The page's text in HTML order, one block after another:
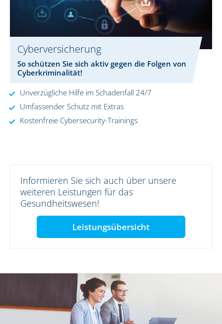
Cyberversicherung
So schützen Sie sich aktiv gegen die Folgen von
Cyberkriminalität!
Unverzügliche Hilfe im Schadenfall 24/7
Umfassender Schutz mit Extras
Kostenfreie Cybersecurity-Trainings
Informieren Sie sich auch über unsere
weiteren Leistungen für das
Gesundheitswesen!
Leistungsübersicht